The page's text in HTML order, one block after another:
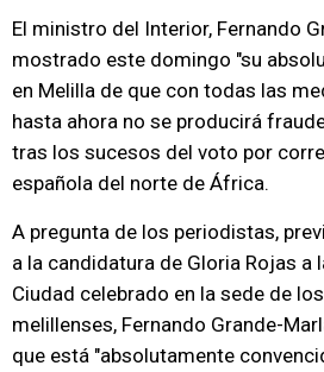
El ministro del Interior, Fernando
mostrado este domingo "su
en Melilla de que con todas las
hasta ahora no se producirá
tras los sucesos del voto por
española del norte de África.
A pregunta de los periodistas,
a la candidatura de Gloria Rojas a
Ciudad celebrado en la sede de
melillenses, Fernando Grande-
que está "absolutamente